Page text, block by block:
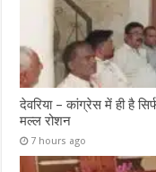
देवरिया – कांग्रेस में ही है
मल्ल रोशन
7 hours ago